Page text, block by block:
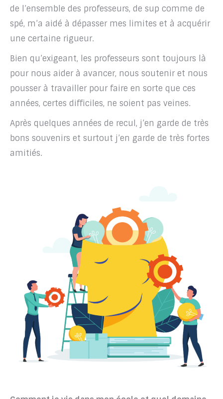
de l’ensemble des professeurs, de sup comme de
spé, m’a aidé à dépasser mes limites et à acquérir
une certaine rigueur.
Bien qu’exigeant, les professeurs sont toujours là
pour nous aider à avancer, nous soutenir et nous
pousser à travailler pour faire en sorte que ces
années, certes difficiles, ne soient pas veines.
Après quelques années de recul, j’en garde de très
bons souvenirs et surtout j’en garde de très fortes
amitiés.